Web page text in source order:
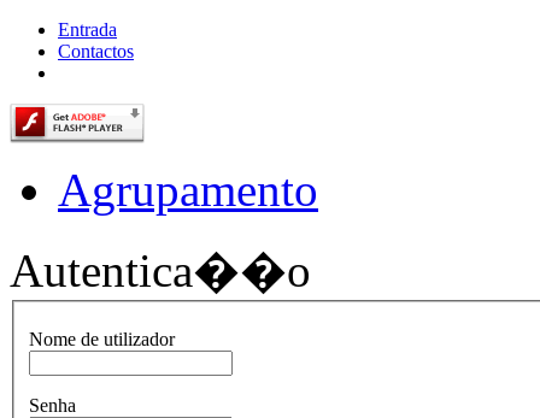
Entrada
Contactos
Agrupamento
Autentica��o
Nome de utilizador
Senha